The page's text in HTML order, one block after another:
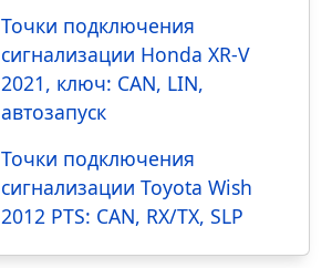
Точки подключения
сигнализации Honda XR-V
2021, ключ: CAN, LIN,
автозапуск
Точки подключения
сигнализации Toyota Wish
2012 PTS: CAN, RX/TX, SLP